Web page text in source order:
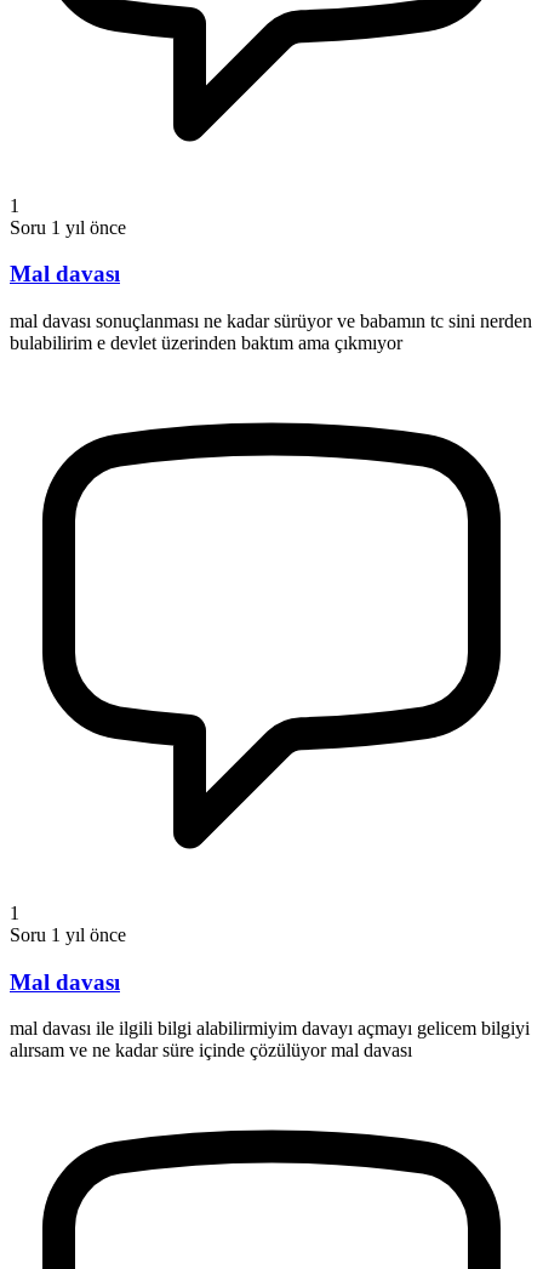
1
Soru 1 yıl önce
Mal davası
mal davası sonuçlanması ne kadar sürüyor ve babamın tc sini nerden
bulabilirim e devlet üzerinden baktım ama çıkmıyor
1
Soru 1 yıl önce
Mal davası
mal davası ile ilgili bilgi alabilirmiyim davayı açmayı gelicem bilgiyi
alırsam ve ne kadar süre içinde çözülüyor mal davası